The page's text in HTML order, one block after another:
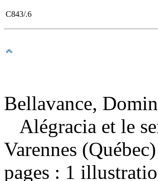
C843/.6
Bellavance,
Alégracia et le
Varennes
pages : 1